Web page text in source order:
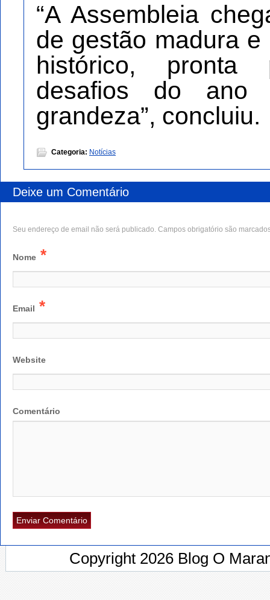
“A Assembleia
de gestão madura
histórico,
desafios do ano
grandeza”, concluiu.
Categoria: Notícias
Deixe um Comentário
Seu endereço de email não será publicado. Campos obrigatório são
Nome *
Email *
Website
Comentário
Copyright 2026 Blog O